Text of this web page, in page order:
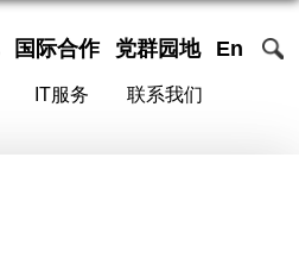
国际合作 党群园地 En
IT服务 联系我们